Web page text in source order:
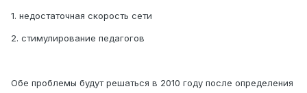
1. недостаточная скорость сети
2. стимулирование педагогов
Обе проблемы будут решаться в 2010 году после определения